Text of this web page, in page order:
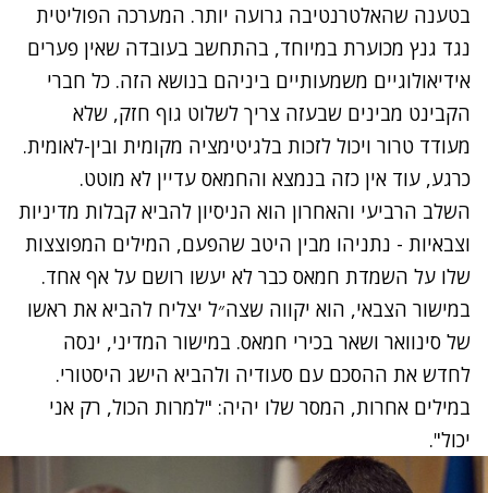
בטענה שהאלטרנטיבה גרועה יותר. המערכה הפוליטית
נגד גנץ מכוערת במיוחד, בהתחשב בעובדה שאין פערים
אידיאולוגיים משמעותיים ביניהם בנושא הזה. כל חברי
הקבינט מבינים שבעזה צריך לשלוט גוף חזק, שלא
מעודד טרור ויכול לזכות בלגיטימציה מקומית ובין-לאומית.
כרגע, עוד אין כזה בנמצא והחמאס עדיין לא מוטט.
השלב הרביעי והאחרון הוא הניסיון להביא קבלות מדיניות
וצבאיות - נתניהו מבין היטב שהפעם, המילים המפוצצות
שלו על השמדת חמאס כבר לא יעשו רושם על אף אחד.
במישור הצבאי, הוא יקווה שצה״ל יצליח להביא את ראשו
של סינוואר ושאר בכירי חמאס. במישור המדיני, ינסה
לחדש את ההסכם עם סעודיה ולהביא הישג היסטורי.
במילים אחרות, המסר שלו יהיה: "למרות הכול, רק אני
יכול".